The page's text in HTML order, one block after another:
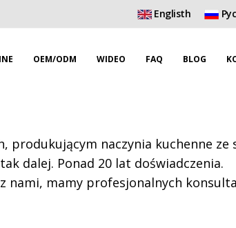
Englisth
OEM/ODM WIDEO FAQ BLOG
produkującym naczynia kuchenne ze
dalej. Ponad 20 lat doświadczenia.
nami, mamy profesjonalnych